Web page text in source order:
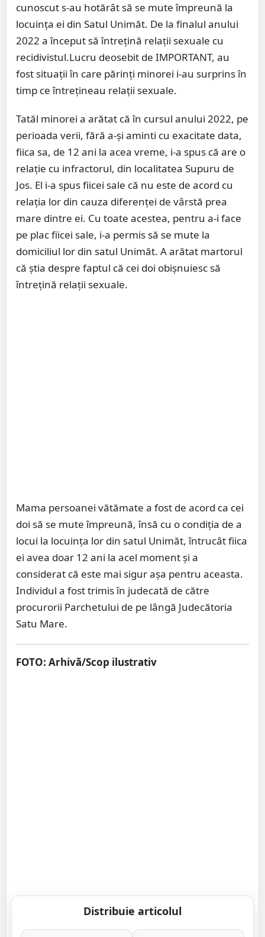
cunoscut s-au hotărât să se mute împreună la
locuința ei din Satul Unimăt. De la finalul anului
2022 a început să întrețină relații sexuale cu
recidivistul.Lucru deosebit de IMPORTANT, au
fost situaţii în care părinți minorei i-au surprins în
timp ce întrețineau relații sexuale.
Tatăl minorei a arătat că în cursul anului 2022, pe
perioada verii, fără a-și aminti cu exacitate data,
fiica sa, de 12 ani la acea vreme, i-a spus că are o
relație cu infractorul, din localitatea Supuru de
Jos. El i-a spus fiicei sale că nu este de acord cu
relaţia lor din cauza diferenței de vârstă prea
mare dintre ei. Cu toate acestea, pentru a-i face
pe plac fiicei sale, i-a permis să se mute la
domiciliul lor din satul Unimăt. A arătat martorul
că ştia despre faptul că cei doi obişnuiesc să
întrețină relații sexuale.
Mama persoanei vătămate a fost de acord ca cei
doi să se mute împreună, însă cu o condiția de a
locui la locuința lor din satul Unimăt, întrucât fiica
ei avea doar 12 ani la acel moment și a
considerat că este mai sigur aşa pentru aceasta.
Individul a fost trimis în judecată de către
procurorii Parchetului de pe lângă Judecătoria
Satu Mare.
FOTO: Arhivă/Scop ilustrativ
Distribuie articolul